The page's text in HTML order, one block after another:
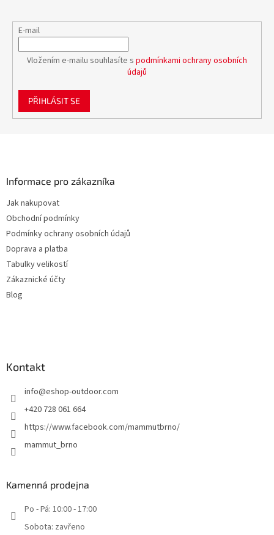
E-mail
Vložením e-mailu souhlasíte s podmínkami ochrany osobních
údajů
PŘIHLÁSIT SE
Informace pro zákazníka
Jak nakupovat
Obchodní podmínky
Podmínky ochrany osobních údajů
Doprava a platba
Tabulky velikostí
Zákaznické účty
Blog
Kontakt
info@eshop-outdoor.com
+420 728 061 664
https://www.facebook.com/mammutbrno/
mammut_brno
Kamenná prodejna
Po - Pá: 10:00 - 17:00
Sobota: zavřeno